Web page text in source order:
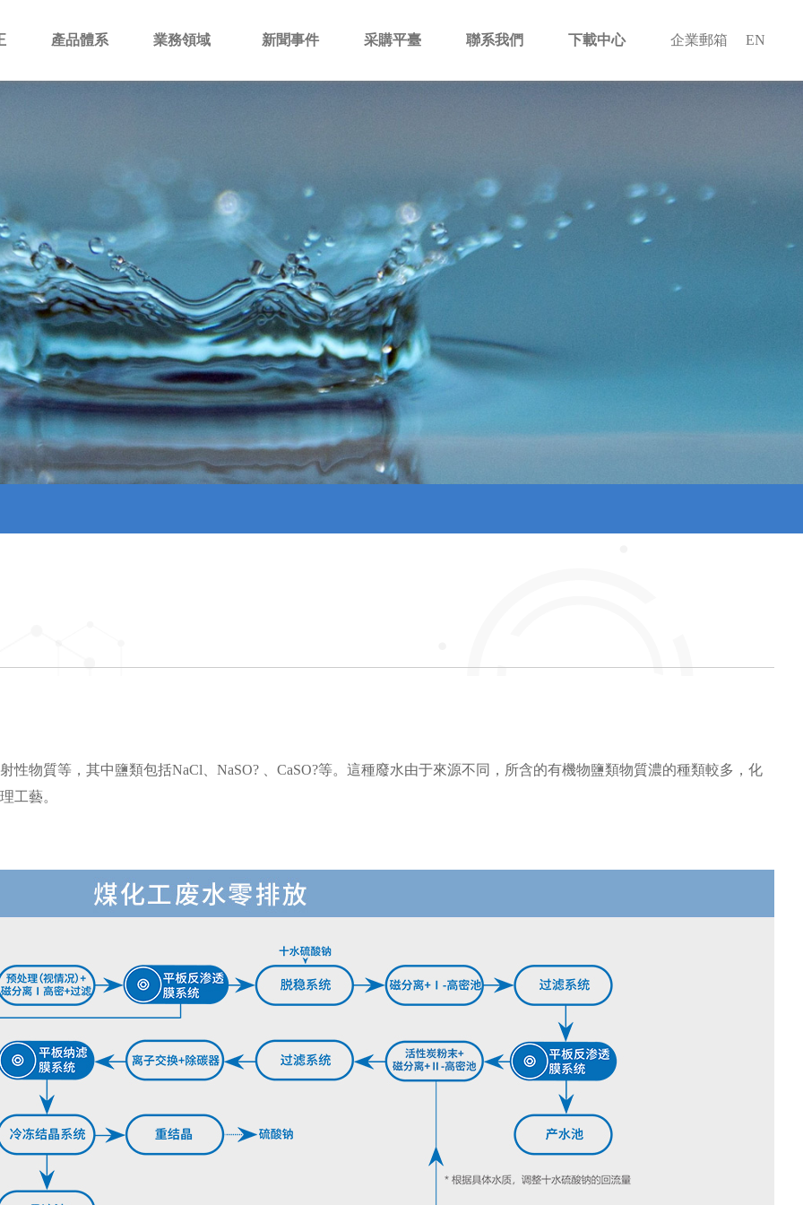
產品體系 業務領域 新聞事件 采購平臺 聯系我們 下載中心 EN
企業郵箱
物質等，其中鹽類包括NaCl、NaSO? 、CaSO?等。這種廢水由于來源不同，所含的有機物鹽類物質濃的種類較多，化
工藝。